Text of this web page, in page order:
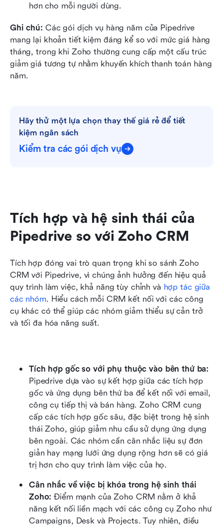
hơn cho mỗi người dùng.
Ghi chú: Các gói dịch vụ hàng năm của Pipedrive
mang lại khoản tiết kiệm đáng kể so với mức giá hàng
tháng, trong khi Zoho thường cung cấp một cấu trúc
giảm giá tương tự nhằm khuyến khích thanh toán hàng
năm.
Hãy thử một lựa chọn thay thế giá rẻ để tiết
kiệm ngân sách
Kiểm tra các gói dịch vụ
Tích hợp và hệ sinh thái của
Pipedrive so với Zoho CRM
Tích hợp đóng vai trò quan trọng khi so sánh Zoho
CRM với Pipedrive, vì chúng ảnh hưởng đến hiệu quả
quy trình làm việc, khả năng tùy chỉnh và hợp tác giữa
các nhóm. Hiểu cách mỗi CRM kết nối với các công
cụ khác có thể giúp các nhóm giảm thiểu sự cản trở
và tối đa hóa năng suất.
Pipedrive dựa vào sự kết hợp giữa các tích hợp
gốc và ứng dụng bên thứ ba để kết nối với email,
công cụ tiếp thị và bán hàng. Zoho CRM cung
cấp các tích hợp gốc sâu, đặc biệt trong hệ sinh
thái Zoho, giúp giảm nhu cầu sử dụng ứng dụng
bên ngoài. Các nhóm cần cân nhắc liệu sự đơn
giản hay mạng lưới ứng dụng rộng hơn sẽ có giá
trị hơn cho quy trình làm việc của họ.
Cân nhắc về việc bị khóa trong hệ sinh thái
Zoho: Điểm mạnh của Zoho CRM nằm ở khả
năng kết nối liền mạch với các công cụ Zoho như
Campaigns, Desk và Projects. Tuy nhiên, điều